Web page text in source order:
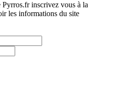
inscrivez vous à la
les informations du site